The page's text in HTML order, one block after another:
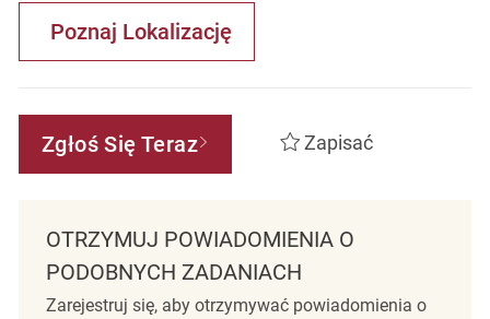
Poznaj Lokalizację
Zgłoś Się Teraz Zapisać
OTRZYMUJ POWIADOMIENIA O
PODOBNYCH ZADANIACH
Zarejestruj się, aby otrzymywać powiadomienia o